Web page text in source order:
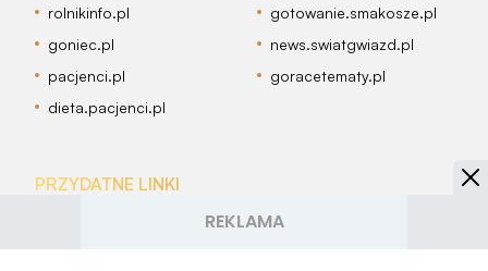
rolnikinfo.pl
gotowanie.smakosze.pl
goniec.pl
news.swiatgwiazd.pl
pacjenci.pl
goracetematy.pl
dieta.pacjenci.pl
PRZYDATNE LINKI